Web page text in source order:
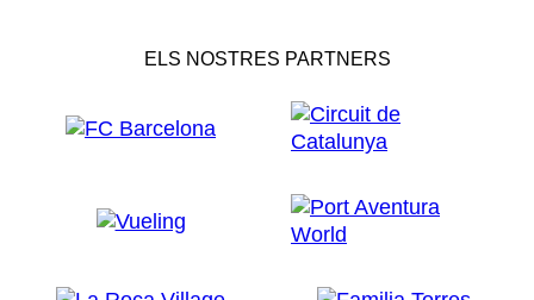
ELS NOSTRES PARTNERS